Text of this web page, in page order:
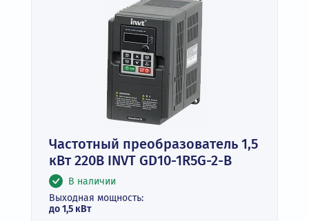
Частотный преобразователь 1,5
кВт 220В INVT GD10-1R5G-2-B
В наличии
Выходная мощность:
до 1,5 кВт